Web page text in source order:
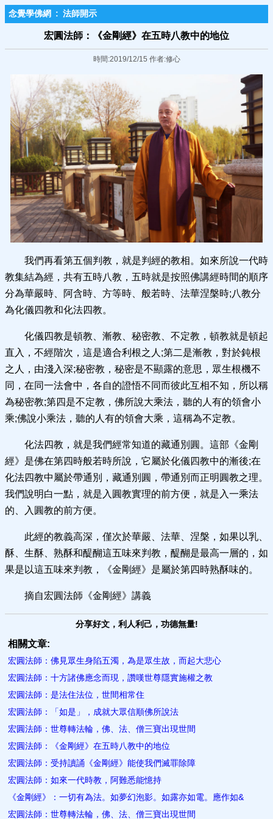
念覺學佛網 : 法師開示
宏圓法師：《金剛經》在五時八教中的地位
時間:2019/12/15 作者:修心
我們再看第五個判教，就是判經的教相。如來所說一代時
教集結為經，共有五時八教，五時就是按照佛講經時間的順序
分為華嚴時、阿含時、方等時、般若時、法華涅槃時;八教分
為化儀四教和化法四教。
化儀四教是頓教、漸教、秘密教、不定教，頓教就是頓起
直入，不經階次，這是適合利根之人;第二是漸教，對於鈍根
之人，由淺入深;秘密教，秘密是不顯露的意思，眾生根機不
同，在同一法會中，各自的證悟不同而彼此互相不知，所以稱
為秘密教;第四是不定教，佛所說大乘法，聽的人有的領會小
乘;佛說小乘法，聽的人有的領會大乘，這稱為不定教。
化法四教，就是我們經常知道的藏通別圓。這部《金剛
經》是佛在第四時般若時所說，它屬於化儀四教中的漸後;在
化法四教中屬於帶通別，藏通別圓，帶通別而正明圓教之理。
我們說明白一點，就是入圓教實理的前方便，就是入一乘法
的、入圓教的前方便。
此經的教義高深，僅次於華嚴、法華、涅槃，如果以乳、
酥、生酥、熟酥和醍醐這五味來判教，醍醐是最高一層的，如
果是以這五味來判教，《金剛經》是屬於第四時熟酥味的。
摘自宏圓法師《金剛經》講義
分享好文，利人利己，功德無量!
相關文章:
宏圓法師：佛見眾生身陷五濁，為是眾生故，而起大悲心
宏圓法師：十方諸佛應念而現，讚嘆世尊隱實施權之教
宏圓法師：是法住法位，世間相常住
宏圓法師：「如是」，成就大眾信順佛所說法
宏圓法師：世尊轉法輪，佛、法、僧三寶出現世間
宏圓法師：《金剛經》在五時八教中的地位
宏圓法師：受持讀誦《金剛經》能使我們滅罪除障
宏圓法師：如來一代時教，阿難悉能憶持
《金剛經》：一切有為法。如夢幻泡影。如露亦如電。應作如&
宏圓法師：世尊轉法輪，佛、法、僧三寶出現世間